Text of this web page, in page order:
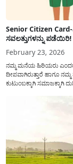
Senior Citizen
ಸವಲತ್ತುಗಳನ್ನು ಪಡೆಯಿರಿ!
February 23, 2026
ನಮ್ಮ ಮನೆಯ ಹಿರಿಯರು
ದೀಪವಾಗಿರುತ್ತಾರೆ ಹಾಗೂ
ಕುಟುಂಬಕ್ಕಾಗಿ ಸಮಾಜಕ್ಕಾಗಿ